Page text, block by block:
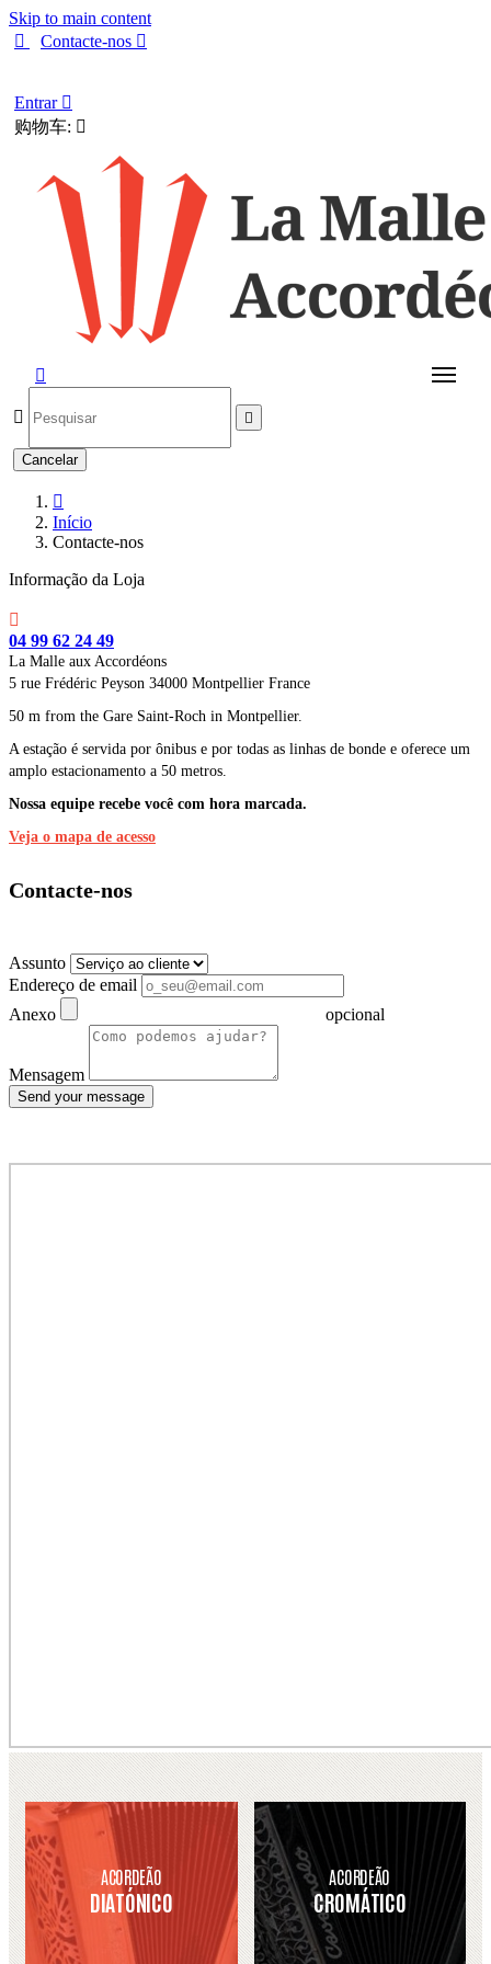
Skip to main content

Contacte-nos 
Entrar 
购物车: 

 
Cancelar

Início
Contacte-nos
Informação da Loja

04 99 62 24 49
La Malle aux Accordéons
5 rue Frédéric Peyson 34000 Montpellier France
50 m from the Gare Saint-Roch in Montpellier.
A estação é servida por ônibus e por todas as linhas de bonde e oferece um
amplo estacionamento a 50 metros.
Nossa equipe recebe você com hora marcada.
Veja o mapa de acesso
Contacte-nos
Assunto
Endereço de email
Anexo
opcional
Mensagem
Send your message
ACORDEÃO
DIATÓNICO
ACORDEÃO
CROMÁTICO